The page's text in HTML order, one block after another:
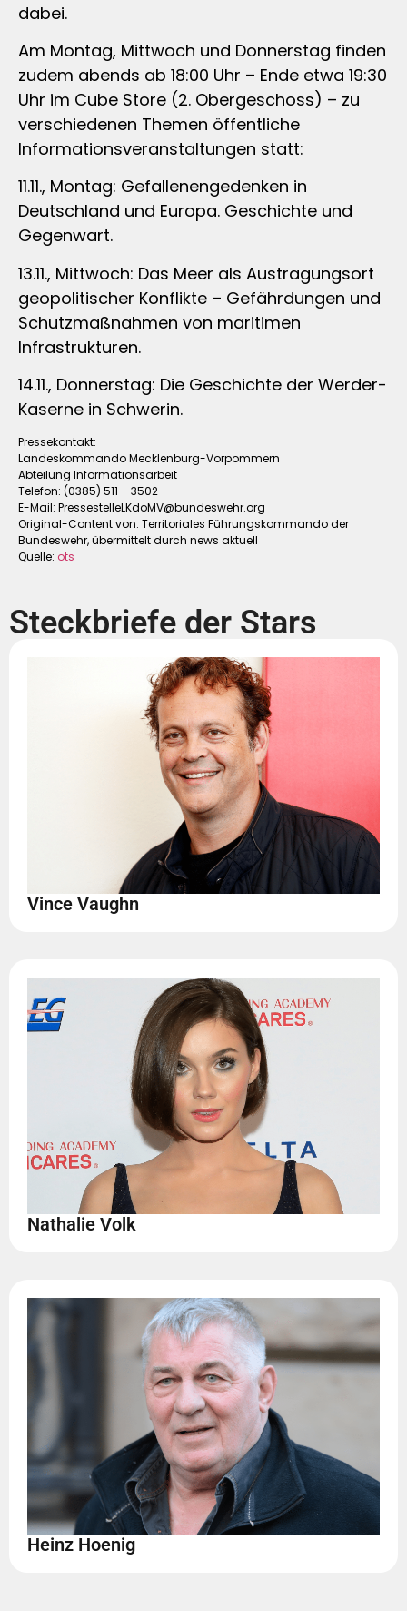
dabei.
Am Montag, Mittwoch und Donnerstag finden
zudem abends ab 18:00 Uhr – Ende etwa 19:30
Uhr im Cube Store (2. Obergeschoss) – zu
verschiedenen Themen öffentliche
Informationsveranstaltungen statt:
11.11., Montag: Gefallenengedenken in
Deutschland und Europa. Geschichte und
Gegenwart.
13.11., Mittwoch: Das Meer als Austragungsort
geopolitischer Konflikte – Gefährdungen und
Schutzmaßnahmen von maritimen
Infrastrukturen.
14.11., Donnerstag: Die Geschichte der Werder-
Kaserne in Schwerin.
Pressekontakt:
Landeskommando Mecklenburg-Vorpommern
Abteilung Informationsarbeit
Telefon: (0385) 511 – 3502
E-Mail: PressestelleLKdoMV@bundeswehr.org
Original-Content von: Territoriales Führungskommando der
Bundeswehr, übermittelt durch news aktuell
Quelle: ots
Steckbriefe der Stars
Vince Vaughn
Nathalie Volk
Heinz Hoenig